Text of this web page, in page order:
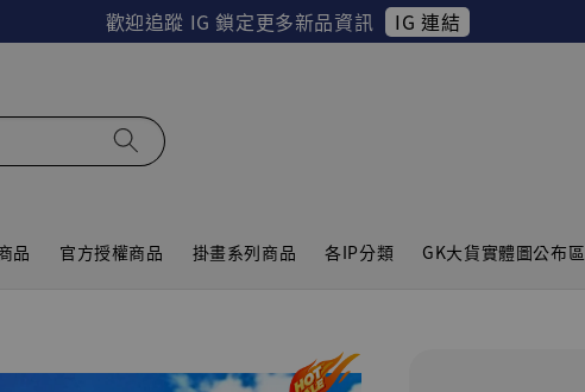
歡迎追蹤 IG 鎖定更多新品資訊 IG 連結
品 官方授權商品 掛畫系列商品 各IP分類 GK大貨實體圖公布區